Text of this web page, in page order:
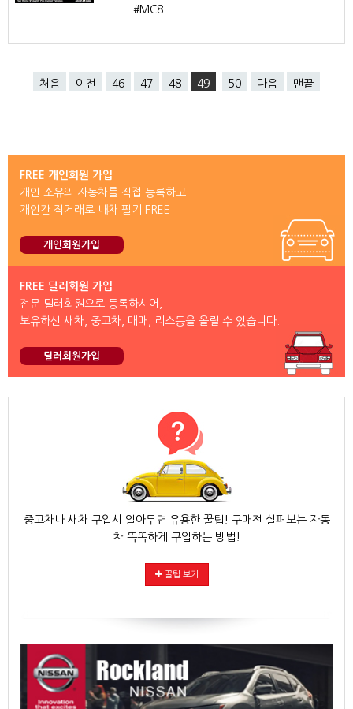
#MC8…
처음 이전 46 47 48 49 50 다음 맨끝
FREE 개인회원 가입
개인 소유의 자동차를 직접 등록하고
개인간 직거래로 내차 팔기 FREE
개인회원가입
FREE 딜러회원 가입
전문 딜러회원으로 등록하시어,
보유하신 새차, 중고차, 매매, 리스등을 올릴 수 있습니다.
딜러회원가입
중고차나 새차 구입시 알아두면 유용한 꿀팁! 구매전 살펴보는 자동
차 똑똑하게 구입하는 방법!
꿀팁 보기